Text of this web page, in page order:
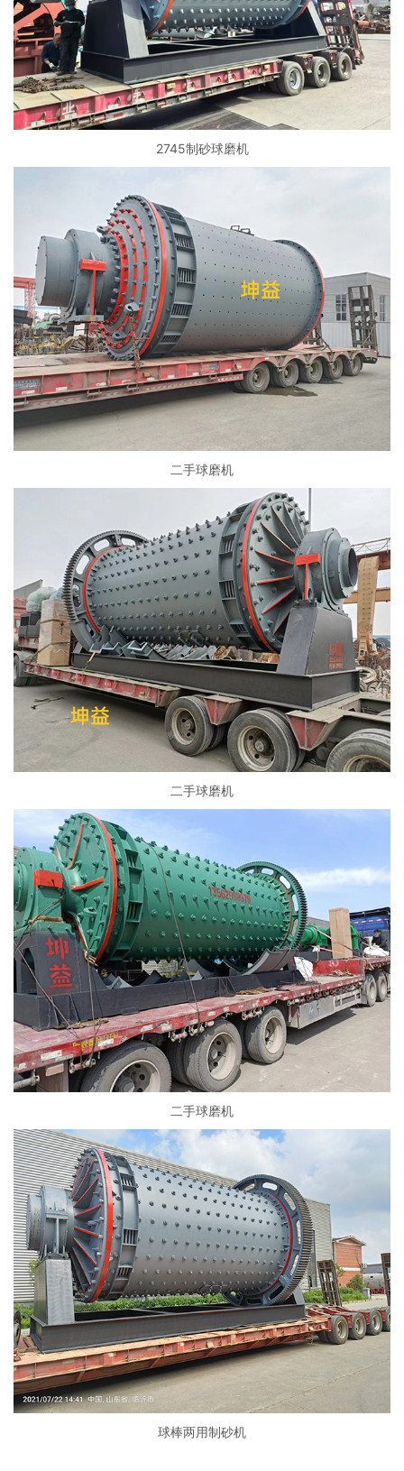
2745制砂球磨机
二手球磨机
二手球磨机
二手球磨机
球棒两用制砂机